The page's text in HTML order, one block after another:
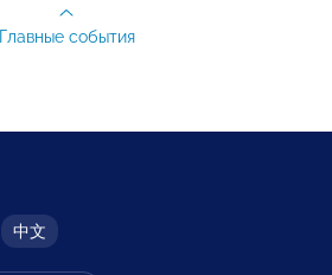
Главные события
中文